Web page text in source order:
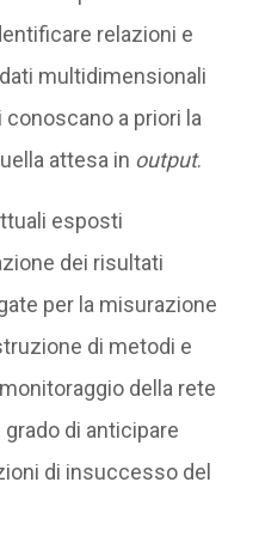
relazioni e
multidimensionali
a priori la
attesa in output.
esposti
dei risultati
per la misurazione
di metodi e
della rete
di anticipare
di insuccesso del